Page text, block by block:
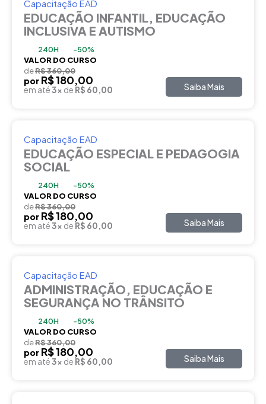
Capacitação EAD
EDUCAÇÃO INFANTIL, EDUCAÇÃO
INCLUSIVA E AUTISMO
240H -50%
VALOR DO CURSO
deR$ 360,00
por R$ 180,00
em até3x de R$ 60,00 Saiba Mais
Capacitação EAD
EDUCAÇÃO ESPECIAL E PEDAGOGIA
SOCIAL
240H -50%
VALOR DO CURSO
deR$ 360,00
por R$ 180,00
em até3x de R$ 60,00 Saiba Mais
Capacitação EAD
ADMINISTRAÇÃO, EDUCAÇÃO E
SEGURANÇA NO TRÂNSITO
240H -50%
VALOR DO CURSO
deR$ 360,00
por R$ 180,00
em até3x de R$ 60,00 Saiba Mais